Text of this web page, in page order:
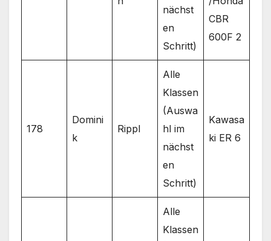
nächst
en
Schritt)
CBR
600F 2
178
Domini
k
Rippl
Alle
Klassen
(Auswa
hl im
nächst
en
Schritt)
Kawasa
ki ER 6
Alle
Klassen